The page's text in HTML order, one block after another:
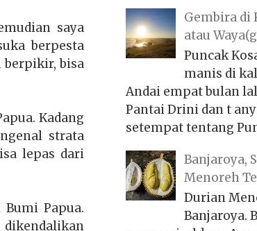
saya
berpesta
berpikir, bisa
Kadang
strata
lepas dari
Papua.
dikendalikan
Gembira di
atau
Puncak
manis di
Andai empat bulan
Pantai Drini dan t
setempat tentang
Banjaroya,
Menoreh
Durian
Banjaroya.